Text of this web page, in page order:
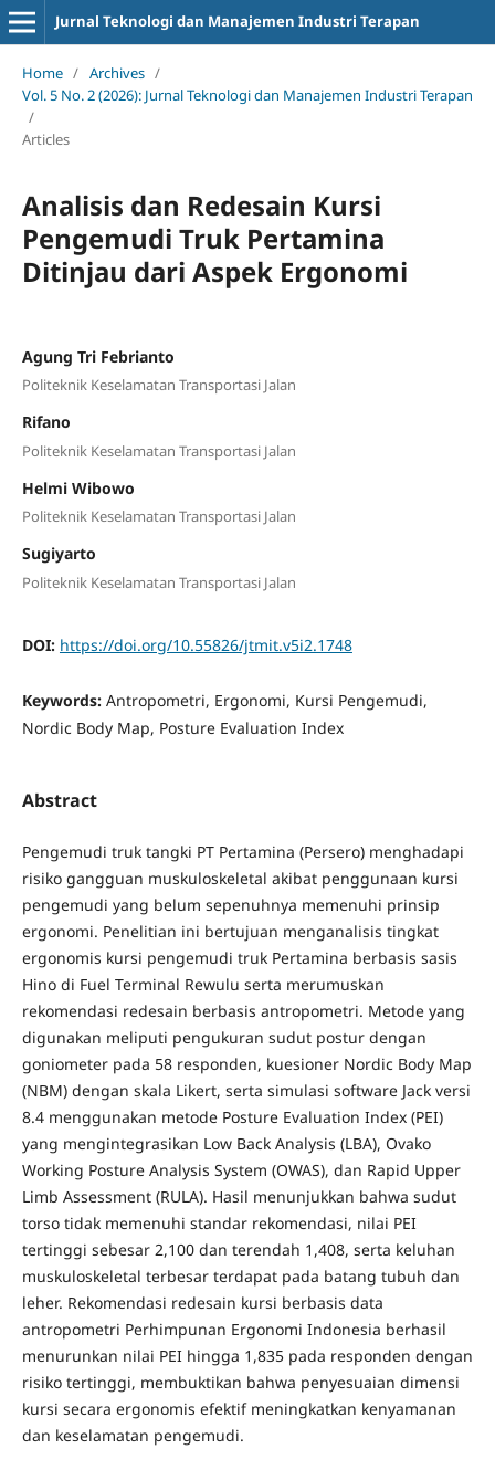
Jurnal Teknologi dan Manajemen Industri Terapan
Home / Archives /
Vol. 5 No. 2 (2026): Jurnal Teknologi dan Manajemen Industri Terapan
/
Articles
Analisis dan Redesain Kursi
Pengemudi Truk Pertamina
Ditinjau dari Aspek Ergonomi
Agung Tri Febrianto
Politeknik Keselamatan Transportasi Jalan
Rifano
Politeknik Keselamatan Transportasi Jalan
Helmi Wibowo
Politeknik Keselamatan Transportasi Jalan
Sugiyarto
Politeknik Keselamatan Transportasi Jalan
DOI: https://doi.org/10.55826/jtmit.v5i2.1748
Keywords: Antropometri, Ergonomi, Kursi Pengemudi,
Nordic Body Map, Posture Evaluation Index
Abstract
Pengemudi truk tangki PT Pertamina (Persero) menghadapi
risiko gangguan muskuloskeletal akibat penggunaan kursi
pengemudi yang belum sepenuhnya memenuhi prinsip
ergonomi. Penelitian ini bertujuan menganalisis tingkat
ergonomis kursi pengemudi truk Pertamina berbasis sasis
Hino di Fuel Terminal Rewulu serta merumuskan
rekomendasi redesain berbasis antropometri. Metode yang
digunakan meliputi pengukuran sudut postur dengan
goniometer pada 58 responden, kuesioner Nordic Body Map
(NBM) dengan skala Likert, serta simulasi software Jack versi
8.4 menggunakan metode Posture Evaluation Index (PEI)
yang mengintegrasikan Low Back Analysis (LBA), Ovako
Working Posture Analysis System (OWAS), dan Rapid Upper
Limb Assessment (RULA). Hasil menunjukkan bahwa sudut
torso tidak memenuhi standar rekomendasi, nilai PEI
tertinggi sebesar 2,100 dan terendah 1,408, serta keluhan
muskuloskeletal terbesar terdapat pada batang tubuh dan
leher. Rekomendasi redesain kursi berbasis data
antropometri Perhimpunan Ergonomi Indonesia berhasil
menurunkan nilai PEI hingga 1,835 pada responden dengan
risiko tertinggi, membuktikan bahwa penyesuaian dimensi
kursi secara ergonomis efektif meningkatkan kenyamanan
dan keselamatan pengemudi.